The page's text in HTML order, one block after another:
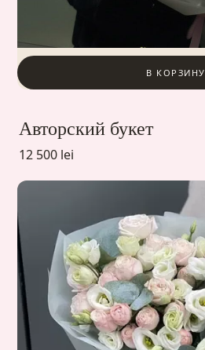
В КОРЗИНУ
Авторский букет
12 500 lei